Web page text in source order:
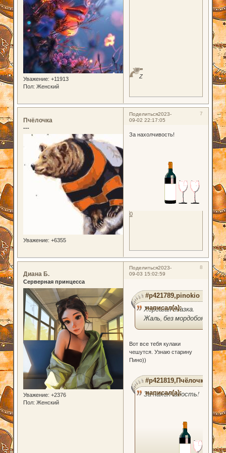
Уважение: +11913
Пол: Женский
Z
Поделиться 7
2023-
09-02 22:17:05
Пчёлочка
---
Уважение: +6355
За нахолчивость!
0
Поделиться 8
2023-
09-03 15:02:59
Диана Б.
Серверная принцесса
Уважение: +2376
Пол: Женский
#p421789,pinokio
написал(а):
Хорошая сказка.
Жаль, без мордобоя.
Вот все тебя кулаки
чешутся. Узнаю старину
Пино))
#p421819,Пчёлочка
написал(а):
За нахолчивость!